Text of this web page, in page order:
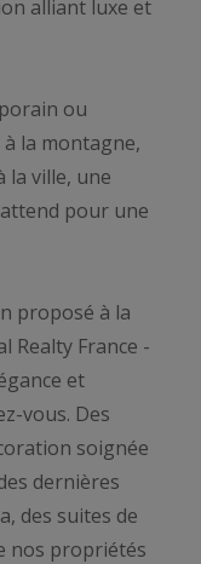
alliant luxe et
ou
la montagne,
la ville, une
pour une
proposé à la
Realty France -
et
vous. Des
soignée
dernières
des suites de
nos propriétés